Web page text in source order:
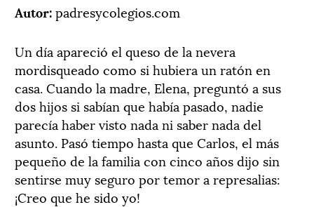
Autor:padresycolegios.com
Un día apareció el queso de la nevera
mordisqueado como si hubiera un ratón en
casa. Cuando la madre, Elena, preguntó a sus
dos hijos si sabían que había pasado, nadie
parecía haber visto nada ni saber nada del
asunto. Pasó tiempo hasta que Carlos, el más
pequeño de la familia con cinco años dijo sin
sentirse muy seguro por temor a represalias:
¡Creo que he sido yo!